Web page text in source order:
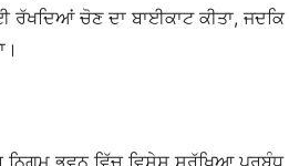
ਰੱਖਦਿਆਂ ਚੋਣ ਦਾ ਬਾਈਕਾਟ ਕੀਤਾ, ਜਦਕਿ